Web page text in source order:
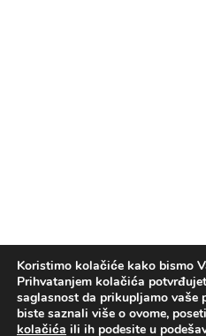
Koristimo kolačiće kako bismo
Prihvatanjem kolačića
saglasnost da prikupljamo
biste saznali više o ovome,
kolačića ili ih podesite u